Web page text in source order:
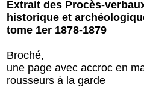
Extrait des Procès-
historique et
tome 1er 1878-1879
Broché,
une page avec accroc en
rousseurs à la garde